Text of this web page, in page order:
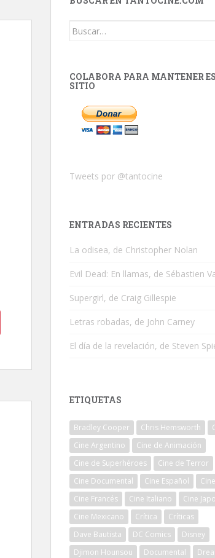
Buscar:
COLABORA PARA MANTENER
SITIO
Tweets por @tantocine
ENTRADAS RECIENTES
La odisea, de Christopher Nolan
Evil Dead: En llamas, de Sébastien
Supergirl, de Craig Gillespie
Letras robadas, de John Carney
El día de la revelación, de Steven
ETIQUETAS
Bradley Cooper Chris Hemsworth
Cine Argentino
Cine de Animación
Cine de Superhéroes
Cine de Terror
Cine Documental
Cine Español
Cine Francés
Cine Italiano
Cine
Cine Mexicano
Crítica
Críticas
Dave Bautista
DC Comics
Disney
Djimon Hounsou
Documental